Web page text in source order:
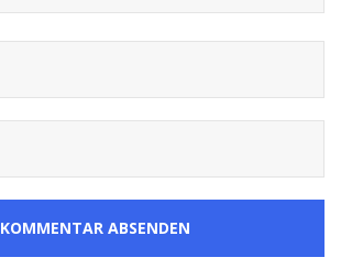
KOMMENTAR ABSENDEN